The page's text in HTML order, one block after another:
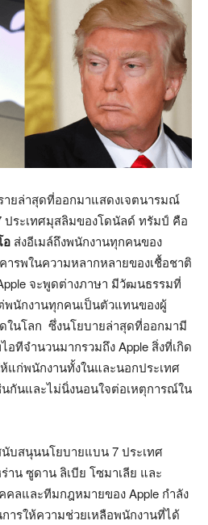
ยล่าสุดที่ออกมาแสดงเจตนารมณ์
ระเทศมุสลิมของโดนัลด์ ทรัมป์ คือ
อ ส่งอีเมล์ถึงพนักงานทุกคนของ
ารพในความหลากหลายของเชื้อชาติ
จะพูดต่างภาษา มีวัฒนธรรมที่
พนักงานทุกคนเป็นตัวแทนของผู้
ในโลก ซึ่งนโยบายล่าสุดที่ออกมามี
ทีจำนวนมากรวมถึง Apple สิ่งที่เกิด
แก่พนักงานทั้งในและนอกประเทศ
นกันและไม่นิ่งนอนใจต่อเหตุการณ์ใน
นับสนุนนโยบายแบน 7 ประเทศ
น ซูดาน ลิเบีย โซมาเลีย และ
คลและทีมกฎหมายของ Apple กำลัง
การให้ความช่วยเหลือพนักงานที่ได้